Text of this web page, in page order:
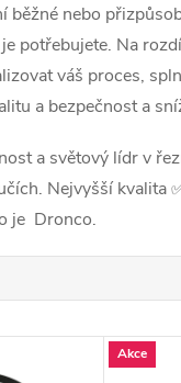
běžné nebo
potřebujete. Na
váš proces,
a bezpečnost a
a světový lídr v
Nejvyšší kvalita
je Dronco.
produktů
Akce